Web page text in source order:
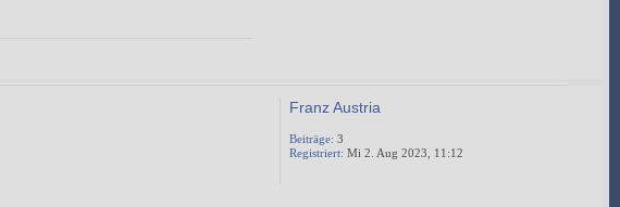
Franz Austria
Beiträge: 3
Registriert: Mi 2. Aug 2023, 11:12